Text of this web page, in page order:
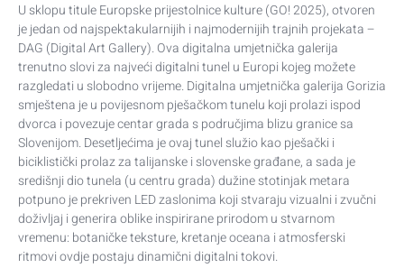
U sklopu titule Europske prijestolnice kulture (GO! 2025), otvoren
je jedan od najspektakularnijih i najmodernijih trajnih projekata –
DAG (Digital Art Gallery). Ova digitalna umjetnička galerija
trenutno slovi za najveći digitalni tunel u Europi kojeg možete
razgledati u slobodno vrijeme. Digitalna umjetnička galerija Gorizia
smještena je u povijesnom pješačkom tunelu koji prolazi ispod
dvorca i povezuje centar grada s područjima blizu granice sa
Slovenijom. Desetljećima je ovaj tunel služio kao pješački i
biciklistički prolaz za talijanske i slovenske građane, a sada je
središnji dio tunela (u centru grada) dužine stotinjak metara
potpuno je prekriven LED zaslonima koji stvaraju vizualni i zvučni
doživljaj i generira oblike inspirirane prirodom u stvarnom
vremenu: botaničke teksture, kretanje oceana i atmosferski
ritmovi ovdje postaju dinamični digitalni tokovi.